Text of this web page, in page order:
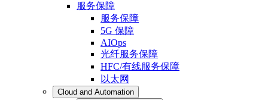
服务保障
服务保障
5G 保障
AIOps
光纤服务保障
HFC/有线服务保障
以太网
Cloud and Automation